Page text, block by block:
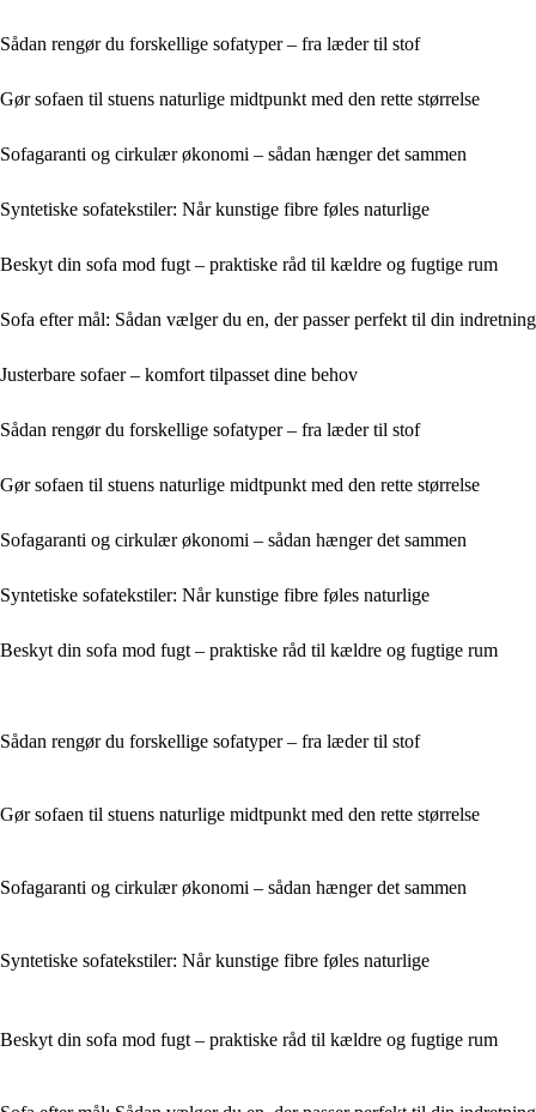
Sådan rengør du forskellige sofatyper – fra læder til stof
Gør sofaen til stuens naturlige midtpunkt med den rette størrelse
Sofagaranti og cirkulær økonomi – sådan hænger det sammen
Syntetiske sofatekstiler: Når kunstige fibre føles naturlige
Beskyt din sofa mod fugt – praktiske råd til kældre og fugtige rum
Sofa efter mål: Sådan vælger du en, der passer perfekt til din indretning
Justerbare sofaer – komfort tilpasset dine behov
Sådan rengør du forskellige sofatyper – fra læder til stof
Gør sofaen til stuens naturlige midtpunkt med den rette størrelse
Sofagaranti og cirkulær økonomi – sådan hænger det sammen
Syntetiske sofatekstiler: Når kunstige fibre føles naturlige
Beskyt din sofa mod fugt – praktiske råd til kældre og fugtige rum
Sådan rengør du forskellige sofatyper – fra læder til stof
Gør sofaen til stuens naturlige midtpunkt med den rette størrelse
Sofagaranti og cirkulær økonomi – sådan hænger det sammen
Syntetiske sofatekstiler: Når kunstige fibre føles naturlige
Beskyt din sofa mod fugt – praktiske råd til kældre og fugtige rum